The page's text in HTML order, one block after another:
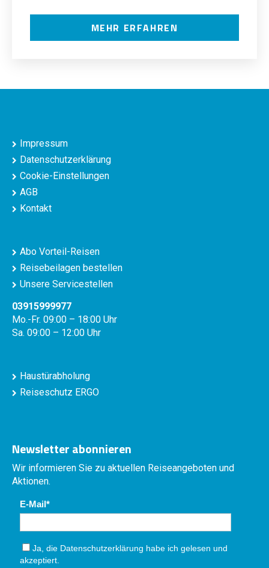
MEHR ERFAHREN
Impressum
Datenschutzerklärung
Cookie-Einstellungen
AGB
Kontakt
Abo Vorteil-Reisen
Reisebeilagen bestellen
Unsere Servicestellen
03915999977
Mo.-Fr. 09:00 – 18:00 Uhr
Sa. 09:00 – 12:00 Uhr
Haustürabholung
Reiseschutz ERGO
Newsletter abonnieren
Wir informieren Sie zu aktuellen Reiseangeboten und
Aktionen.
E-Mail
Ja, die Datenschutzerklärung habe ich gelesen und
akzeptiert.